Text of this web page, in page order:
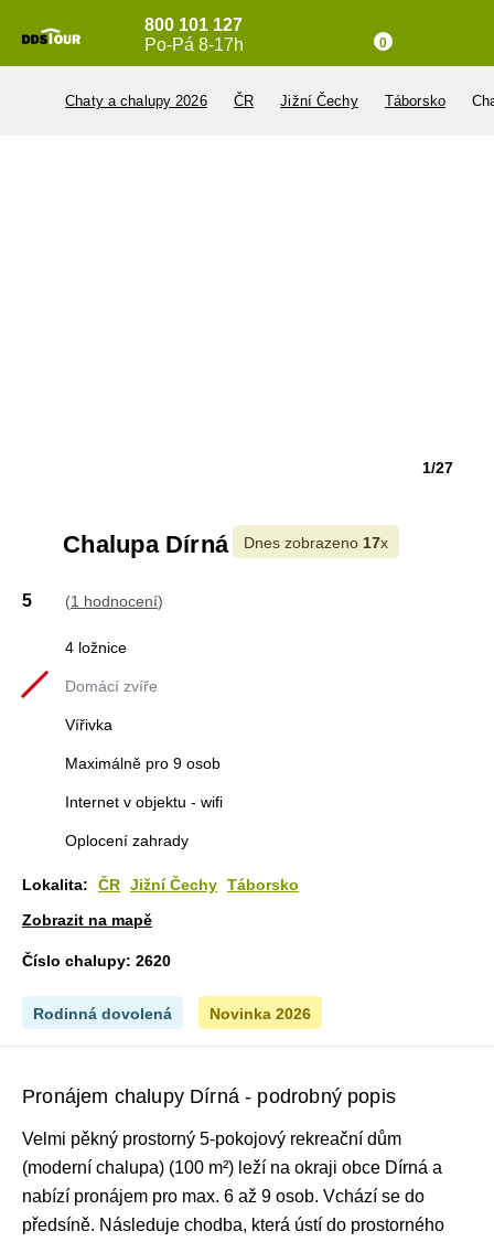
800 101 127
Po-Pá 8-17h
0
Chaty a chalupy 2026 ČR Jižní Čechy Táborsko
1/27
Chalupa Dírná Dnes zobrazeno 17x
5 (1 hodnocení)
4 ložnice
Domácí zvíře
Vířivka
Maximálně pro 9 osob
Internet v objektu - wifi
Oplocení zahrady
Lokalita: ČR Jižní Čechy Táborsko
Zobrazit na mapě
Číslo chalupy: 2620
Rodinná dovolená Novinka 2026
Pronájem chalupy Dírná - podrobný popis
Velmi pěkný prostorný 5-pokojový rekreační dům
(moderní chalupa) (100 m²) leží na okraji obce Dírná a
nabízí pronájem pro max. 6 až 9 osob. Vchází se do
předsíně. Následuje chodba, která ústí do prostorného